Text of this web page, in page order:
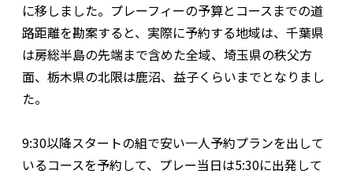
に移しました。プレーフィーの予算とコースまでの道
路距離を勘案すると、実際に予約する地域は、千葉県
は房総半島の先端まで含めた全域、埼玉県の秩父方
面、栃木県の北限は鹿沼、益子くらいまでとなりまし
た。
9:30以降スタートの組で安い一人予約プランを出して
いるコースを予約して、プレー当日は5:30に出発して